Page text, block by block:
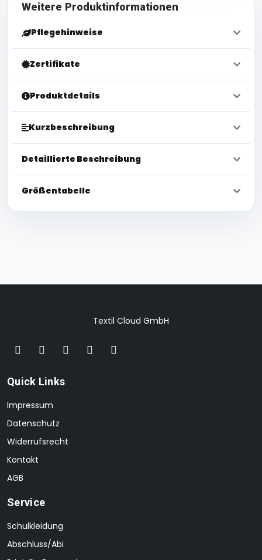
Weitere Produktinformationen
Pflegehinweise
Zertifikate
Produktdetails
Kurzbeschreibung
Detaillierte Beschreibung
Größentabelle
Textil Cloud GmbH
Quick Links
Impressum
Datenschutz
Widerrufsrecht
Kontakt
AGB
Service
Schulkleidung
Abschluss/Abi